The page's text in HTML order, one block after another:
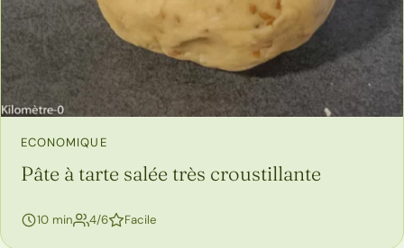
ECONOMIQUE
Pâte à tarte salée très croustillante
10 min 4/6personnes
Facile